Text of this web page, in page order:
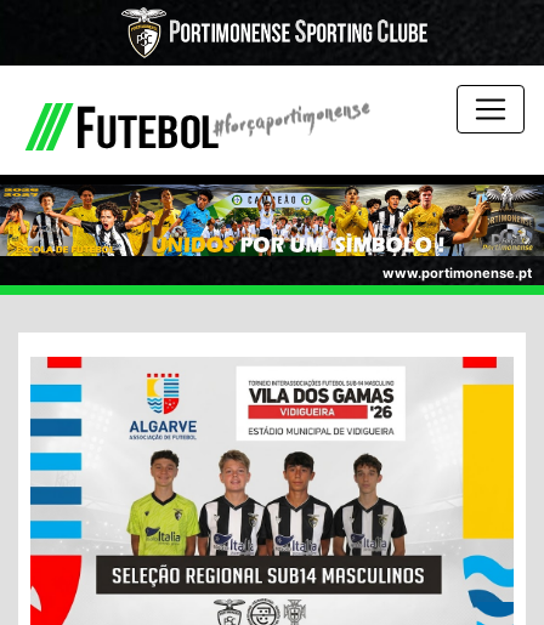
www.portimonense.pt